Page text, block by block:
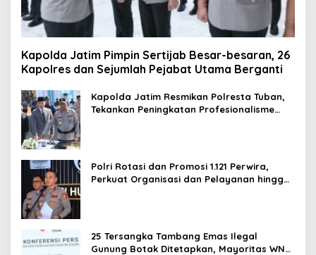
Kapolda Jatim Pimpin Sertijab Besar-besaran, 26
Kapolres dan Sejumlah Pejabat Utama Berganti
Kapolda Jatim Resmikan Polresta Tuban,
Tekankan Peningkatan Profesionalisme
Polri Rotasi dan Promosi 1.121 Perwira,
Perkuat Organisasi dan Pelayanan hingga
25 Tersangka Tambang Emas Ilegal
Gunung Botak Ditetapkan, Mayoritas WN